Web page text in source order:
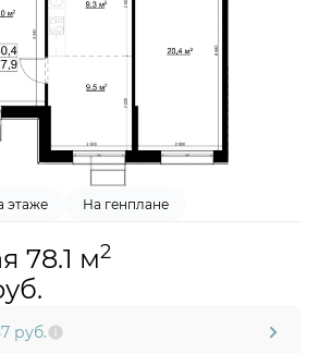
этаже На генплане
78.1 м2
руб.